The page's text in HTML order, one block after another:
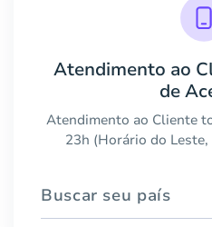
Atendimento ao
de
Atendimento ao Cliente
23h (Horário do Leste,
Buscar seu país